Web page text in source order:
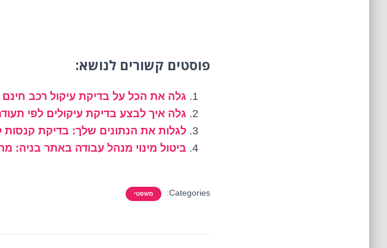
פוסטים קשורים לנושא:
גלה את הכל על בדיקת עיקול רכב חינם
גלה איך לבצע בדיקת עיקולים לפי
לגלות את הנתונים שלך: בדיקת קנסות
ביטול מינוי מנהל עבודה באתר בניה:
Categories: משפטי